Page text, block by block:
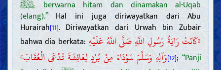
berwarna hitam dan dinamakan al-Uqab
(elang).”Hal ini juga diriwayatkan dari Abu
Hurairah[11]. Diriwayatkan dari Urwah bin Zubair
bahwa dia berkata: «كَانَتْ رَايَةُ رَسُولِ اللَّهِ صَلَّى اللَّهُ عَلَيْهِ
وَآلِهِ وَسَلَّمَ سَوْدَاءَ مِنْ بُرْدٍ لِعَائِشَةَ تُدْعَى الْعُقَابَ»[12]; “Panji